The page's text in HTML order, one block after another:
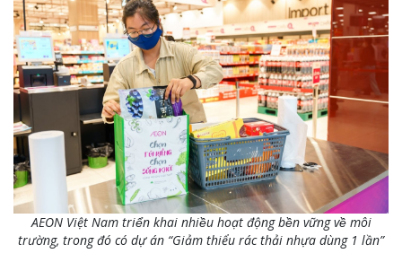
AEON Việt Nam triển khai nhiều hoạt động bền vững về môi
trường, trong đó có dự án “Giảm thiểu rác thải nhựa dùng 1 lần”